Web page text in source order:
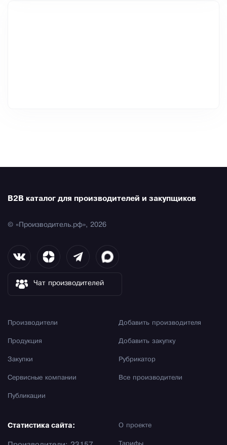
B2B каталог для производителей и закупщиков
© «Производитель.рф», 2026
Чат производителей
Производители
Продукция
Закупки
Сервисные компании
Публикации
Добавить производителя
Добавить закупку
Рубрикатор
Все производители
О проекте
Статистика сайта: